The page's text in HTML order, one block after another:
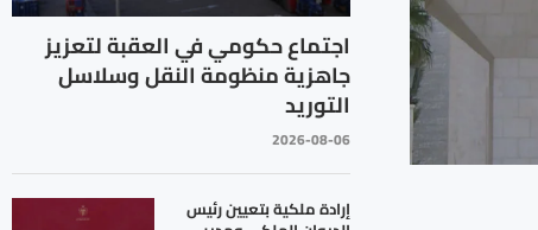
اجتماع حكومي في العقبة لتعزيز
جاهزية منظومة النقل وسلاسل
التوريد
2026-08-06
إرادة ملكية بتعيين رئيس